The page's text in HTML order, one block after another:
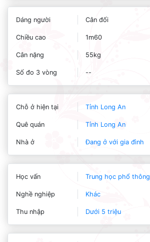
Dáng người Cân đối
Chiều cao 1m60
Cân nặng 55kg
Số đo 3 vòng --
Chỗ ở hiện tại Tỉnh Long An
Quê quán Tỉnh Long An
Nhà ở Đang ở với gia đình
Học vấn Trung học phổ thông
Nghề nghiệp Khác
Thu nhập Dưới 5 triệu